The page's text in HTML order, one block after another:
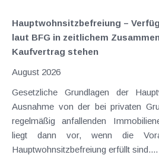
Hauptwohnsitz​­befreiung –
laut BFG in zeitlichem
Kaufvertrag stehen
August 2026
Gesetzliche Grundlagen der
Ausnahme von der bei privaten
regelmäßig anfallenden
liegt dann vor, wenn die
Hauptwohnsitzbefreiung erfüllt sind....